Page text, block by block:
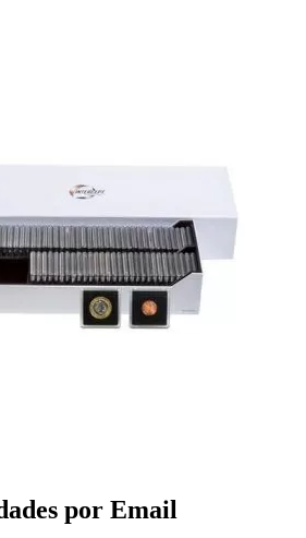
por Email